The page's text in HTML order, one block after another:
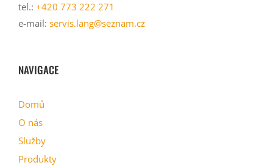
tel.: +420 773 222 271
e-mail: servis.lang@seznam.cz
NAVIGACE
Domů
O nás
Služby
Produkty